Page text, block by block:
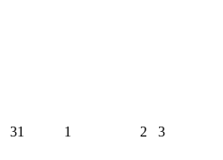
31 1 2 3